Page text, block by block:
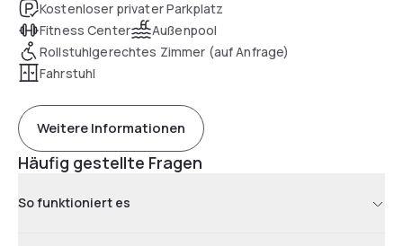
Kostenloser privater Parkplatz
Fitness Center
Außenpool
Rollstuhlgerechtes Zimmer (auf Anfrage)
Fahrstuhl
Weitere Informationen
Häufig gestellte Fragen
So funktioniert es